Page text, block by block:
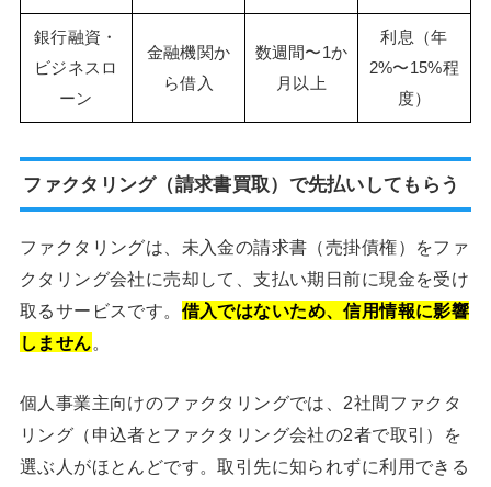
銀行融資・
ビジネスロ
ーン
金融機関か
ら借入
数週間〜1か
月以上
利息（年
2%〜15%程
度）
ファクタリング（請求書買取）で先払いしてもらう
ファクタリングは、未入金の請求書（売掛債権）をファ
クタリング会社に売却して、支払い期日前に現金を受け
取るサービスです。 借入ではないため、信用情報に影響
しません。
個人事業主向けのファクタリングでは、2社間ファクタ
リング（申込者とファクタリング会社の2者で取引）を
選ぶ人がほとんどです。取引先に知られずに利用できる